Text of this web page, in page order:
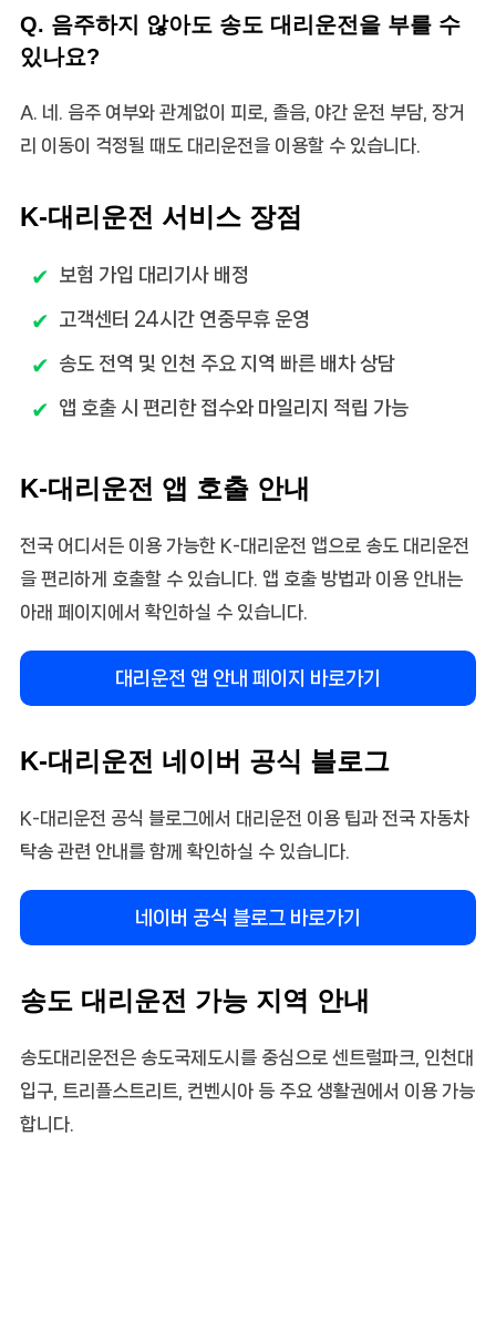
Q. 음주하지 않아도 송도 대리운전을 부를 수
있나요?
A. 네. 음주 여부와 관계없이 피로, 졸음, 야간 운전 부담, 장거
리 이동이 걱정될 때도 대리운전을 이용할 수 있습니다.
K-대리운전 서비스 장점
보험 가입 대리기사 배정
고객센터 24시간 연중무휴 운영
송도 전역 및 인천 주요 지역 빠른 배차 상담
앱 호출 시 편리한 접수와 마일리지 적립 가능
K-대리운전 앱 호출 안내
전국 어디서든 이용 가능한 K-대리운전 앱으로 송도 대리운전
을 편리하게 호출할 수 있습니다. 앱 호출 방법과 이용 안내는
아래 페이지에서 확인하실 수 있습니다.
대리운전 앱 안내 페이지 바로가기
K-대리운전 네이버 공식 블로그
K-대리운전 공식 블로그에서 대리운전 이용 팁과 전국 자동차
탁송 관련 안내를 함께 확인하실 수 있습니다.
네이버 공식 블로그 바로가기
송도 대리운전 가능 지역 안내
송도대리운전은 송도국제도시를 중심으로 센트럴파크, 인천대
입구, 트리플스트리트, 컨벤시아 등 주요 생활권에서 이용 가능
합니다.